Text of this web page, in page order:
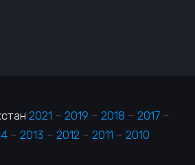
2021 – 2019 – 2018 – 2017 –
– 2013 – 2012 – 2011 – 2010